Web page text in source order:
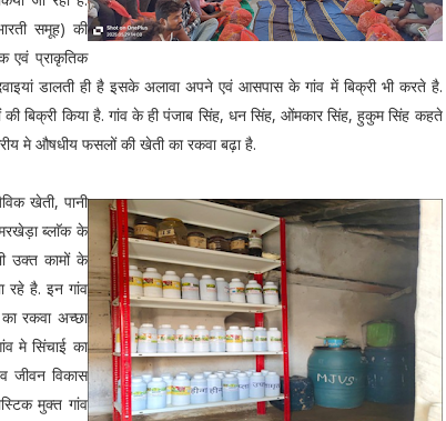
समूह) की
एवं प्राकृतिक
डालती ही है इसके अलावा अपने एवं आसपास के गांव में बिक्री भी करते है.
बिक्री किया है. गांव के ही पंजाब सिंह, धन सिंह, ओंमकार सिंह, हुकुम सिंह कहते
मे औषधीय फसलों की खेती का रकवा बढ़ा है.
खेती, पानी
ब्लाॅक के
उक्त कामों के
रहे है. इन गांव
रकवा अच्छा
मे सिंचाई का
जीवन विकास
मुक्त गांव